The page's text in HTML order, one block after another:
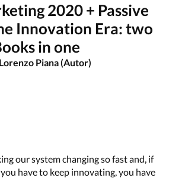
2020 + Passive
Innovation Era: two
in one
Piana (Autor)
our system changing so fast and, if
have to keep innovating, you have